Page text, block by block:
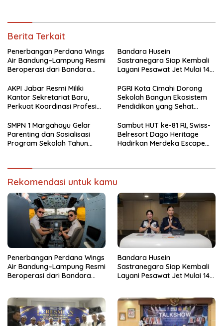
Berita Terkait
Penerbangan Perdana Wings
Air Bandung–Lampung Resmi
Beroperasi dari Bandara
Bandara Husein
Sastranegara Siap Kembali
Layani Pesawat Jet Mulai 14
AKPI Jabar Resmi Miliki
Kantor Sekretariat Baru,
Perkuat Koordinasi Profesi
PGRI Kota Cimahi Dorong
Sekolah Bangun Ekosistem
Pendidikan yang Sehat
SMPN 1 Margahayu Gelar
Parenting dan Sosialisasi
Program Sekolah Tahun
Sambut HUT ke-81 RI, Swiss-
Belresort Dago Heritage
Hadirkan Merdeka Escape
Rekomendasi untuk kamu
Penerbangan Perdana Wings
Air Bandung–Lampung Resmi
Beroperasi dari Bandara
Bandara Husein
Sastranegara Siap Kembali
Layani Pesawat Jet Mulai 14